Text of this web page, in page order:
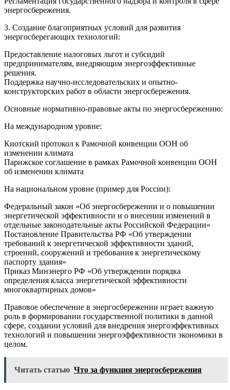
энергосбережения.
3. Создание благоприятных условий для развития
энергосберегающих технологий:
Предоставление налоговых льгот и субсидий
предпринимателям, внедряющим энергоэффективные
решения.
Поддержка научно-исследовательских и опытно-
конструкторских работ в области энергосбережения.
Основные нормативно-правовые акты по энергосбережению:
На международном уровне:
Киотский протокол к Рамочной конвенции ООН об
изменении климата
Парижское соглашение в рамках Рамочной конвенции ООН
об изменении климата
На национальном уровне (пример для России):
Федеральный закон «Об энергосбережении и о повышении
энергетической эффективности и о внесении изменений в
отдельные законодательные акты Российской Федерации»
Постановление Правительства РФ «Об утверждении
требований к энергетической эффективности зданий,
строений, сооружений и требования к энергетическому
паспорту здания»
Приказ Минэнерго РФ «Об утверждении порядка
определения класса энергетической эффективности
многоквартирных домов»
Правовое обеспечение в энергосбережении играет важную
роль в формировании государственной политики в данной
сфере, создании условий для внедрения энергоэффективных
технологий и повышении энергоэффективности экономики в
целом.
Читать статью Что за функция энергосбережения